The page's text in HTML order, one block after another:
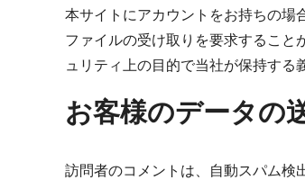
本サイトにアカウントをお持ちの場
ファイルの受け取りを要求すること
ュリティ上の目的で当社が保持する
お客様のデータの
訪問者のコメントは、自動スパム検